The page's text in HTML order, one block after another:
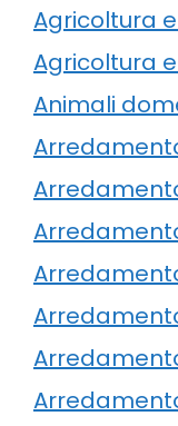
Agricoltura
Agricoltura
Animali